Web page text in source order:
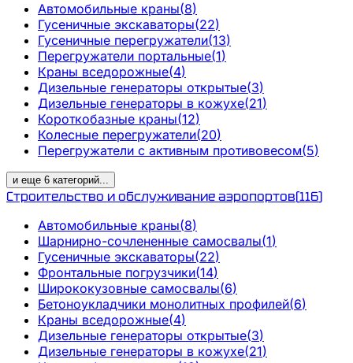
Автомобильные краны(8)
Гусеничные экскаваторы(22)
Гусеничные перегружатели(13)
Перегружатели портальные(1)
Краны вседорожные(4)
Дизельные генераторы открытые(3)
Дизельные генераторы в кожухе(21)
Короткобазные краны(12)
Колесные перегружатели(20)
Перегружатели с активным противовесом(5)
и еще 6 категорий...
Строительство и обслуживание аэропортов(116)
Автомобильные краны(8)
Шарнирно-сочлененные самосвалы(1)
Гусеничные экскаваторы(22)
Фронтальные погрузчики(14)
Ширококузовные самосвалы(6)
Бетоноукладчики монолитных профилей(6)
Краны вседорожные(4)
Дизельные генераторы открытые(3)
Дизельные генераторы в кожухе(21)